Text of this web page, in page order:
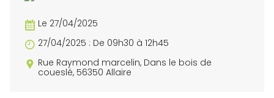
Le 27/04/2025
27/04/2025 : De 09h30 à 12h45
Rue Raymond marcelin, Dans le bois de
coueslé, 56350 Allaire